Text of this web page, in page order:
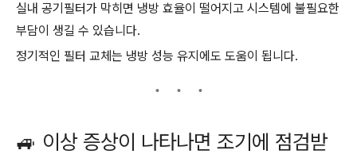
실내 공기필터가 막히면 냉방 효율이 떨어지고 시스템에 불필요한
부담이 생길 수 있습니다.
정기적인 필터 교체는 냉방 성능 유지에도 도움이 됩니다.
🚙 이상 증상이 나타나면 조기에 점검받